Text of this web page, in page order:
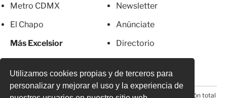
Utilizamos cookies propias y de terceros para
personalizar y mejorar el uso y la experiencia de
Metro CDMX
El Chapo
Más Excelsior
Newsletter
Anúnciate
Directorio
© 2026 Todos los derechos reservados. Prohibida la reproducción total